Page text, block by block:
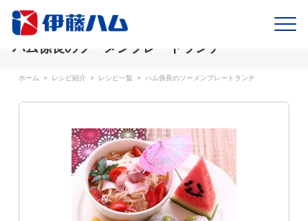
ハム係長のソーメンプレートランチ
ホーム > レシピ紹介 > レシピ一覧 > ハム係長のソーメンプレートランチ